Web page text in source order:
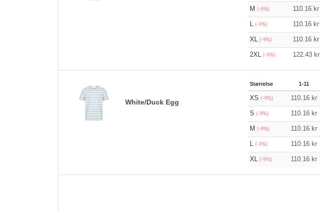
M(-9%) 110.16 kr
L(-9%) 110.16 kr
XL(-9%) 110.16 kr
2XL(-9%) 122.43 kr
White/Duck Egg
Størrelse 1-11
XS(-9%) 110.16 kr
S(-9%) 110.16 kr
M(-9%) 110.16 kr
L(-9%) 110.16 kr
XL(-9%) 110.16 kr